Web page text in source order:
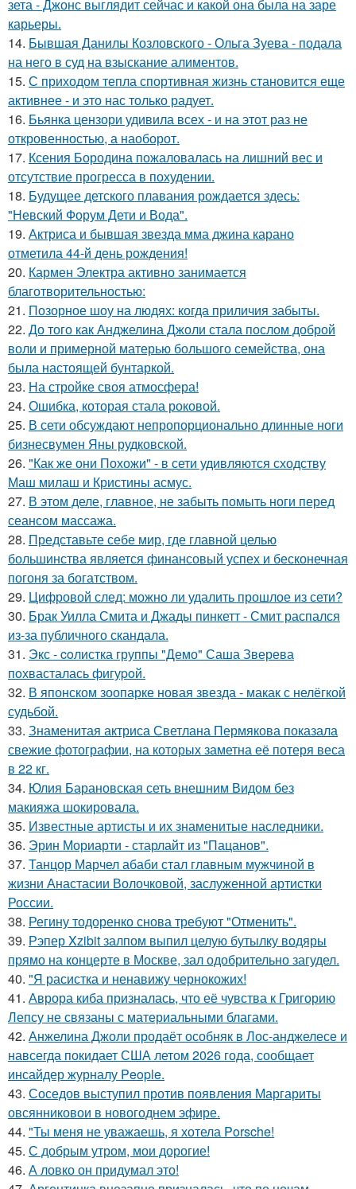
зета - Джонс выглядит сейчас и какой она была на заре
карьеры.
14. Бывшая Данилы Козловского - Ольга Зуева - подала
на него в суд на взыскание алиментов.
15. С приходом тепла спортивная жизнь становится еще
активнее - и это нас только радует.
16. Бьянка цензори удивила всех - и на этот раз не
откровенностью, а наоборот.
17. Ксения Бородина пожаловалась на лишний вес и
отсутствие прогресса в похудении.
18. Будущее детского плавания рождается здесь:
"Невский Форум Дети и Вода".
19. Актриса и бывшая звезда мма джина карано
отметила 44-й день рождения!
20. Кармен Электра активно занимается
благотворительностью:
21. Позорное шоу на людях: когда приличия забыты.
22. До того как Анджелина Джоли стала послом доброй
воли и примерной матерью большого семейства, она
была настоящей бунтаркой.
23. На стройке своя атмосфера!
24. Ошибка, которая стала роковой.
25. В сети обсуждают непропорционально длинные ноги
бизнесвумен Яны рудковской.
26. "Как же они Похожи" - в сети удивляются сходству
Маш милаш и Кристины асмус.
27. В этом деле, главное, не забыть помыть ноги перед
сеансом массажа.
28. Представьте себе мир, где главной целью
большинства является финансовый успех и бесконечная
погоня за богатством.
29. Цифровой след: можно ли удалить прошлое из сети?
30. Брак Уилла Смита и Джады пинкетт - Смит распался
из-за публичного скандала.
31. Экс - coлистка группы "Демо" Саша Зверева
пoхвасталась фигуpoй.
32. В японском зоопарке новая звезда - макак с нелёгкой
судьбой.
33. Знаменитая актриса Светлана Пермякова показала
свежие фотографии, на которых заметна её потеря веса
в 22 кг.
34. Юлия Барановская сеть внешним Видом без
макияжа шокировала.
35. Известные артисты и их знаменитые наследники.
36. Эрин Мориарти - старлайт из "Пацанов".
37. Танцор Марчел абаби стал главным мужчиной в
жизни Анастасии Волочковой, заслуженной артистки
России.
38. Регину тодоренко снова требуют "Отменить".
39. Рэпер Xzibit залпом выпил целую бутылку водяры
прямо на концерте в Москве, зал одобрительно загудел.
40. "Я расистка и ненавижу чернокожих!
41. Аврора киба призналась, что её чувства к Григорию
Лепсу не связаны с материальными благами.
42. Анжелина Джоли продаёт особняк в Лос-анджелесе и
навсегда покидает США летом 2026 года, сообщает
инсайдер журналу People.
43. Соседов выступил против появления Маргариты
овсянниковои в новогоднем эфире.
44. "Ты меня не уважаешь, я хотела Porsche!
45. С добрым утром, мои дорогие!
46. А ловко он придумал это!